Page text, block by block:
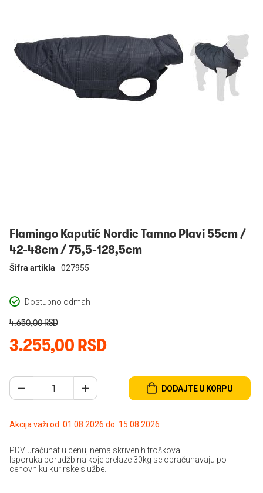
Flamingo Kaputić Nordic Tamno Plavi 55cm /
42-48cm / 75,5-128,5cm
Dostupno odmah
Šifra artikla 027955
3.255,00 RSD
4.650,00 RSD
DODAJTE U KORPU
Akcija važi od: 01.08.2026 do: 15.08.2026
PDV uračunat u cenu, nema skrivenih troškova.
Isporuka porudžbina koje prelaze 30kg se obračunavaju po
cenovniku kurirske službe.